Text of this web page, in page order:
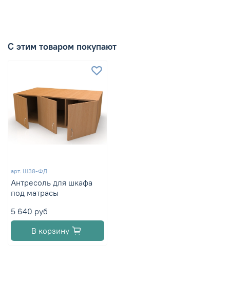
С этим товаром покупают
арт. Ш38-ФД
Антресоль для шкафа
под матрасы
5 640 руб
В корзину